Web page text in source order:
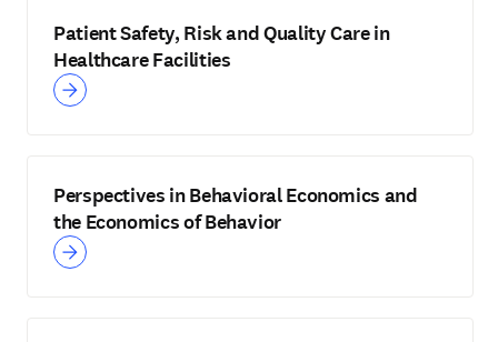
Patient Safety, Risk and Quality Care in
Healthcare Facilities
Perspectives in Behavioral Economics and
the Economics of Behavior